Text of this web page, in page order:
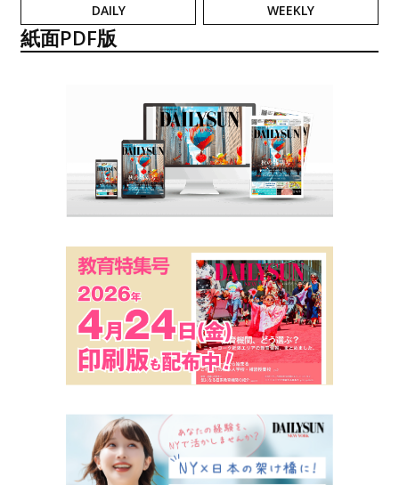
DAILY WEEKLY
紙面PDF版